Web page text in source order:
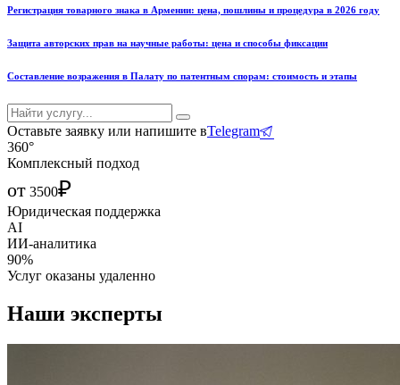
Регистрация товарного знака в Армении: цена, пошлины и процедура в 2026 году
Защита авторских прав на научные работы: цена и способы фиксации
Составление возражения в Палату по патентным спорам: стоимость и этапы
Оставьте заявку или напишите вTelegram
360°
Комплексный подход
от 3500₽
Юридическая поддержка
AI
ИИ-аналитика
90%
Услуг оказаны удаленно
Наши эксперты